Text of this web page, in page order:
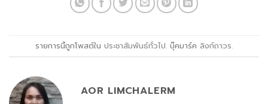
รายการนี้ถูกโพสต์ใน ประชาสัมพันธ์ทั่วไป. บุ๊คมาร์ค ลิงก์ถาวร.
AOR LIMCHALERM